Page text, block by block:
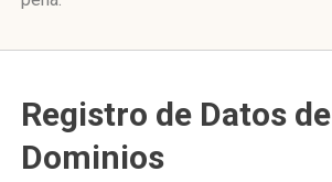
Registro de Datos de
Dominios